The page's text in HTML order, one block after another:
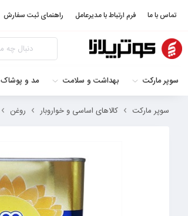
تماس با ما فرم ارتباط با مدیرعامل راهنمای ثبت سفارش
سوپر مارکت بهداشت و سلامت مد و پوشاک
سوپر مارکت کالاهای اساسی و خواروبار روغن